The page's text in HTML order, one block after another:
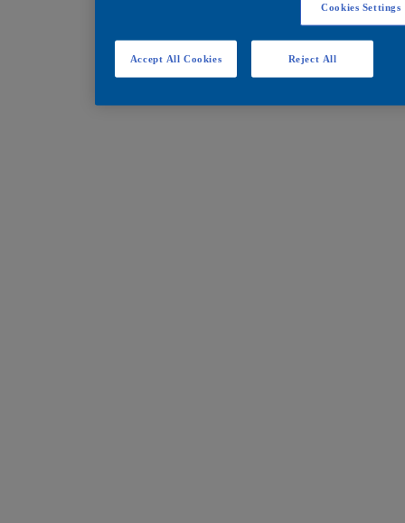
Cookies Settings
Reject All
Accept All Cookies